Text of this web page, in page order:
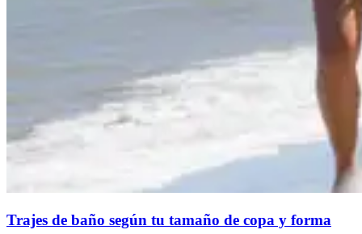
Trajes de baño según tu tamaño de copa y forma